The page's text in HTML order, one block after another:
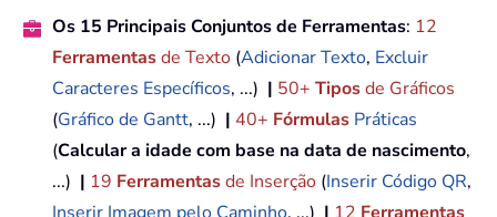
Os 15 Principais Conjuntos de Ferramentas: 12
Ferramentasde Texto (Adicionar Texto, Excluir
Caracteres Específicos, ...) | 50+ Tiposde Gráficos
(Gráfico de Gantt, ...) | 40+ Fórmulas Práticas
(Calcular a idade com base na data de nascimento,
...) | 19 Ferramentasde Inserção (Inserir Código QR,